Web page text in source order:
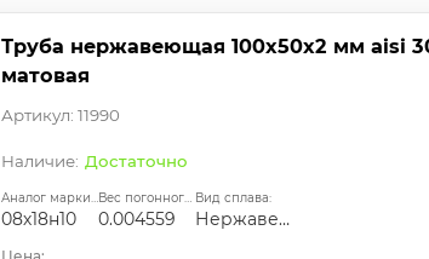
Труба нержавеющая 100х50х2 мм aisi
матовая
Артикул: 11990
Достаточно
Аналог марки стали:
08х18н10
Вес погонного метра, т.:
0.004559
Вид сплава:
Нержавеющая сталь